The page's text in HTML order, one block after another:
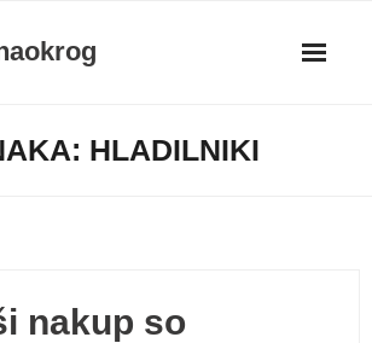
HLADILNIKI
nakup so